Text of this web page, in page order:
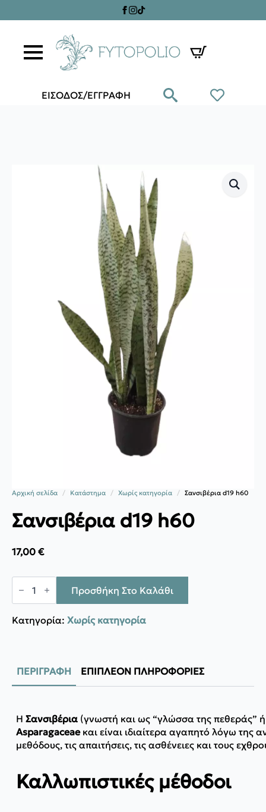
ΕΙΣΟΔΟΣ/ΕΓΓΡΑΦΗ
Αρχική σελίδα Κατάστημα Χωρίς κατηγορία Σανσιβέρια d19 h60
Σανσιβέρια d19 h60
17,00 €
Σανσιβέρια
d19
h60
Προσθήκη Στο Καλάθι
Κατηγορία: Χωρίς κατηγορία
ΠΕΡΙΓΡΑΦΉ ΕΠΙΠΛΈΟΝ ΠΛΗΡΟΦΟΡΊΕΣ
Η Σανσιβέρια (γνωστή και ως “γλώσσα της πεθεράς”
Asparagaceaeκαι είναι ιδιαίτερα αγαπητό λόγω της
μεθόδους, τις απαιτήσεις, τις ασθένειες και τους
Καλλωπιστικές μέθοδοι